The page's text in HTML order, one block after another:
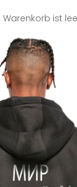
Warenkorb ist